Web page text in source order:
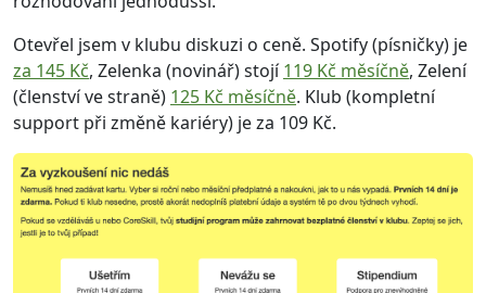
Otevřel jsem v klubu diskuzi o ceně. Spotify (písničky) je
za 145 Kč, Zelenka (novinář) stojí119 Kč měsíčně, Zelení
(členství ve straně) 125 Kč měsíčně. Klub (kompletní
support při změně kariéry) je za 109 Kč.